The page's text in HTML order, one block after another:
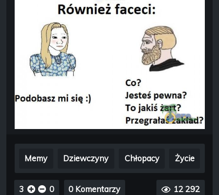
Memy Dziewczyny Chłopacy Życie
3 0 0 Komentarzy 12 292